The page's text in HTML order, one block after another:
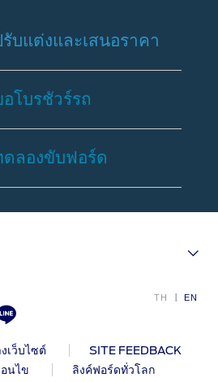
Support
ขาย
บริการเพื่อลูกค้าฟ
ยายรับประกันอะไหล่ 2 ปี
รับแต่งและเสนอราคา
อโบรชัวร์รถ
ดลองขับฟอร์ด
TH EN
เว็บไซต์
SITE FEEDBACK
นไข
ลิงค์ฟอร์ดทั่วโลก